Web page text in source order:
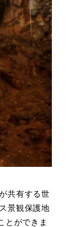
共有する世
景観保護地
とができま